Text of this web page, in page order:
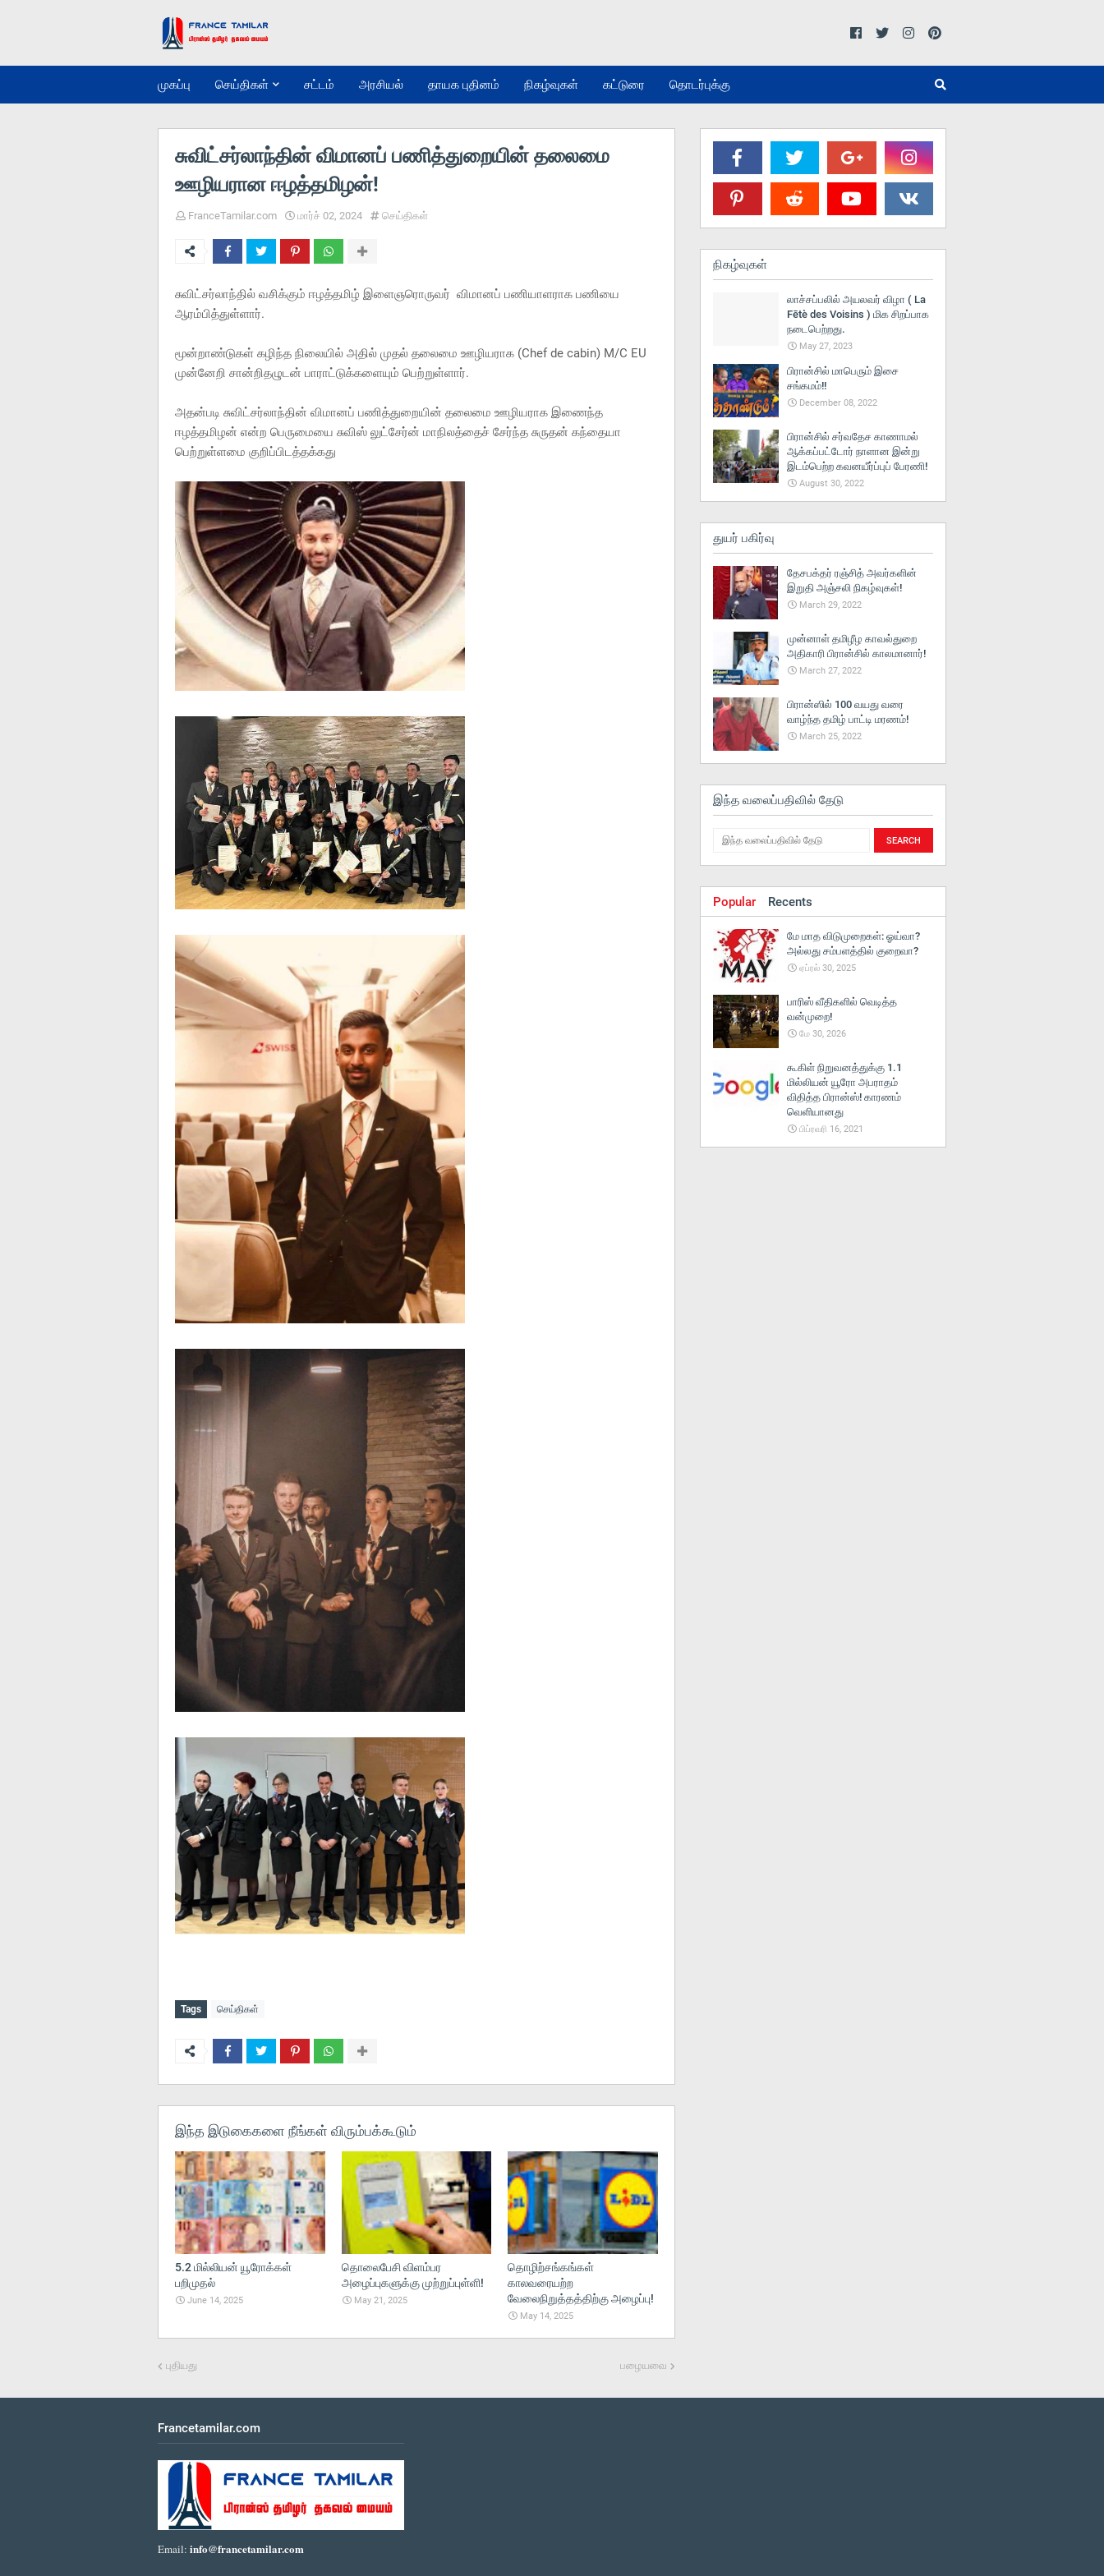
முகப்பு செய்திகள் சட்டம் அரசியல் தாயக புதினம் நிகழ்வுகள் கட்டுரை தொடர்புக்கு
சுவிட்சர்லாந்தின் விமானப் பணித்துறையின் தலைமை
ஊழியரான ஈழத்தமிழன்!
FranceTamilar.com மார்ச் 02, 2024 செய்திகள்
சுவிட்சர்லாந்தில் வசிக்கும் ஈழத்தமிழ் இளைஞரொருவர் விமானப் பணியாளராக பணியை
ஆரம்பித்துள்ளார்.
மூன்றாண்டுகள் கழிந்த நிலையில் அதில் முதல் தலைமை ஊழியராக (Chef de cabin) M/C EU
முன்னேறி சான்றிதழுடன் பாராட்டுக்களையும் பெற்றுள்ளார்.
அதன்படி சுவிட்சர்லாந்தின் விமானப் பணித்துறையின் தலைமை ஊழியராக இணைந்த
ஈழத்தமிழன் என்ற பெருமையை சுவிஸ் லுட்சேர்ன் மாநிலத்தைச் சேர்ந்த சுருதன் கந்தையா
பெற்றுள்ளமை குறிப்பிடத்தக்கது
Tags செய்திகள்
இந்த இடுகைகளை நீங்கள் விரும்பக்கூடும்
5.2 மில்லியன் யூரோக்கள்
பறிமுதல்
June 14, 2025
தொலைபேசி விளம்பர
அழைப்புகளுக்கு முற்றுப்புள்ளி!
May 21, 2025
தொழிற்சங்கங்கள்
காலவரையற்ற
வேலைநிறுத்தத்திற்கு அழைப்பு!
May 14, 2025
புதியது பழையவை
நிகழ்வுகள்
லாச்சப்பலில் அயலவர் விழா ( La
Fētè des Voisins ) மிக சிறப்பாக
நடைபெற்றது.
May 27, 2023
பிரான்சில் மாபெரும் இசை
சங்கமம்!!
December 08, 2022
பிரான்சில் சர்வதேச காணாமல்
ஆக்கப்பட்டோர் நாளான இன்று
இடம்பெற்ற கவனயீர்ப்புப் பேரணி!
August 30, 2022
துயர் பகிர்வு
தேசபக்தர் ரஞ்சித் அவர்களின்
இறுதி அஞ்சலி நிகழ்வுகள்!
March 29, 2022
முன்னாள் தமிழீழ காவல்துறை
அதிகாரி பிரான்சில் காலமானார்!
March 27, 2022
பிரான்ஸில் 100 வயது வரை
வாழ்ந்த தமிழ் பாட்டி மரணம்!
March 25, 2022
இந்த வலைப்பதிவில் தேடு
Popular Recents
மே மாத விடுமுறைகள்: ஓய்வா?
அல்லது சம்பளத்தில் குறைவா?
ஏப்ரல் 30, 2025
பாரிஸ் வீதிகளில் வெடித்த
வன்முறை!
மே 30, 2026
கூகிள் நிறுவனத்துக்கு 1.1
மில்லியன் யூரோ அபராதம்
விதித்த பிரான்ஸ்! காரணம்
வெளியானது
பிப்ரவரி 16, 2021
Francetamilar.com
Email: info@francetamilar.com